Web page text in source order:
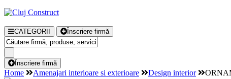
CATEGORII Înscriere firmă
Înscriere firmă
Home Amenajari interioare si exterioare Design interior